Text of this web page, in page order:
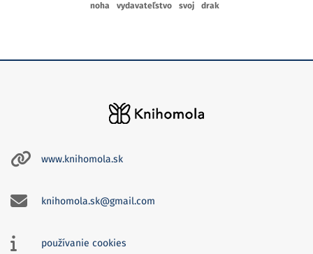
noha vydavateľstvo svoj drak
www.knihomola.sk
knihomola.sk@gmail.com
používanie cookies